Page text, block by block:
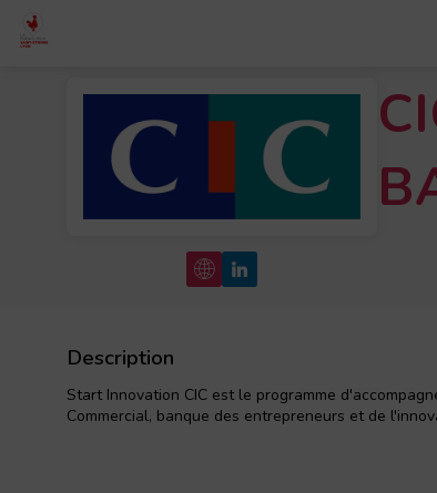
Description
Start Innovation CIC est le programme
Commercial, banque des entrepreneurs et de